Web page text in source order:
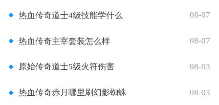
热血传奇道士4级技能学什么 08-07
热血传奇主宰套装怎么样 08-07
原始传奇道士5级火符伤害 08-03
热血传奇赤月哪里刷幻影蜘蛛 08-03